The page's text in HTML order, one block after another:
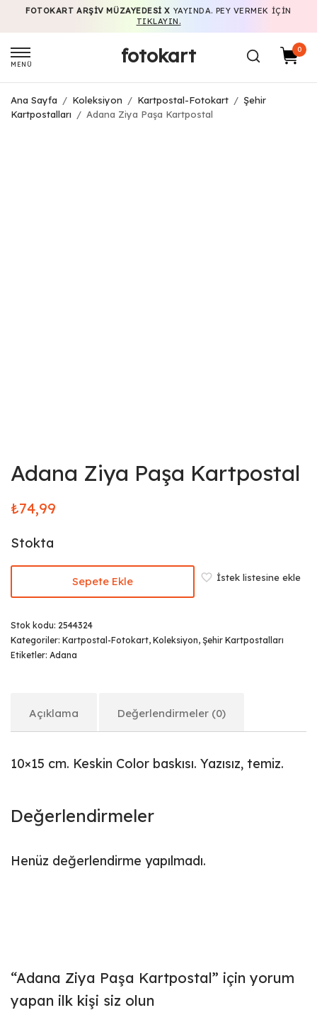
FOTOKART ARŞIV MÜZAYEDESI X YAYINDA. PEY VERMEK IÇIN
TIKLAYIN.
MENÜ fotokart 0
Ana Sayfa / Koleksiyon / Kartpostal-Fotokart / Şehir
Kartpostalları
/ Adana Ziya Paşa Kartpostal
Adana Ziya Paşa Kartpostal
₺74,99
Stokta
Sepete Ekle İstek listesine ekle
Stok kodu: 2544324
Kategoriler: Kartpostal-Fotokart, Koleksiyon, Şehir Kartpostalları
Etiketler: Adana
Açıklama Değerlendirmeler (0)
10×15 cm. Keskin Color baskısı. Yazısız, temiz.
Değerlendirmeler
Henüz değerlendirme yapılmadı.
“Adana Ziya Paşa Kartpostal” için yorum
yapan ilk kişi siz olun